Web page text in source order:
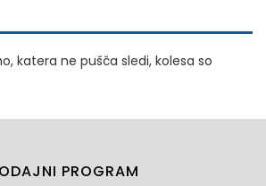
katera ne pušča sledi, kolesa so
PROGRAM